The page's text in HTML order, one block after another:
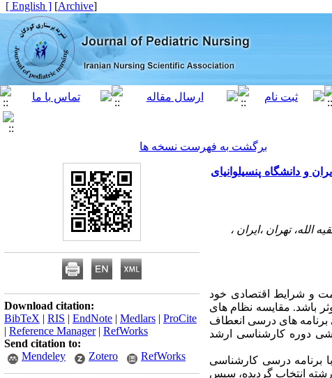
[
Archive
]
[ English ]
برگشت به فهرست نسخه ها
و دانشگاه پنسیلوانیای
تهران ،ایران ،
و شرایط اقتصادی خود
باشد. مقایسه نظام های
های درسی انعطاف
دوره کارشناسی ارشد
در ارتباط با برنامه درسی کارشناسی
رشته انتخاب گردیده، سپس
Download citation:
BibTeX | RIS | EndNote | Medlars | ProCite
| Reference Manager| RefWorks
Send citation to:
Mendeley
Zotero RefWorks